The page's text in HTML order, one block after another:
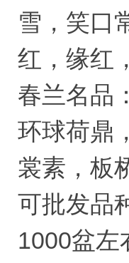
雪，笑口
红，缘
春兰名品
环球荷鼎
裳素，
可批发品
1000盆左